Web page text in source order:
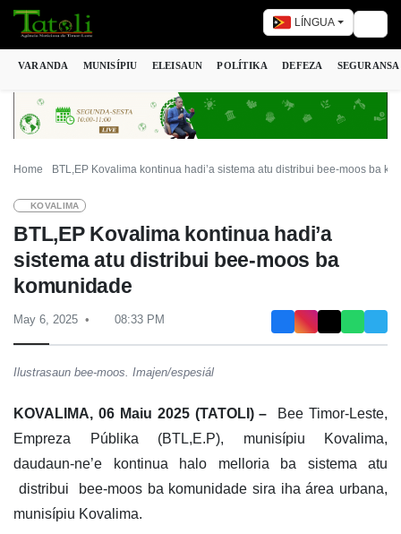
LÍNGUA
VARANDA MUNISÍPIU ELEISAUN POLÍTIKA DEFEZA SEGURANSA
Home BTL,EP Kovalima kontinua hadi’a sistema atu distribui bee-moos ba
KOVALIMA
BTL,EP Kovalima kontinua hadi’a
sistema atu distribui bee-moos ba
komunidade
May 6, 2025 08:33 PM
Ilustrasaun bee-moos. Imajen/espesiál
KOVALIMA, 06 Maiu 2025 (TATOLI) –
Bee Timor-Leste,
Empreza Públika (BTL,E.P), munisípiu Kovalima,
daudaun-ne’e kontinua halo melloria ba sistema atu
distribui bee-moos ba komunidade sira iha área urbana,
munisípiu Kovalima.